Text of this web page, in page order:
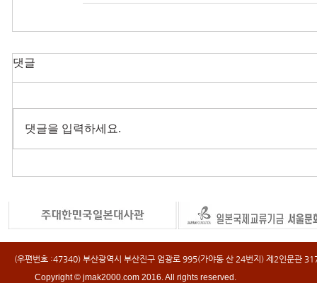
댓글
댓글을 입력하세요.
(우편번호 :47340) 부산광역시 부산진구 엄광로 995(가야동 산 24번지) 제2인문
Copyright © jmak2000.com 2016. All rights reserved.